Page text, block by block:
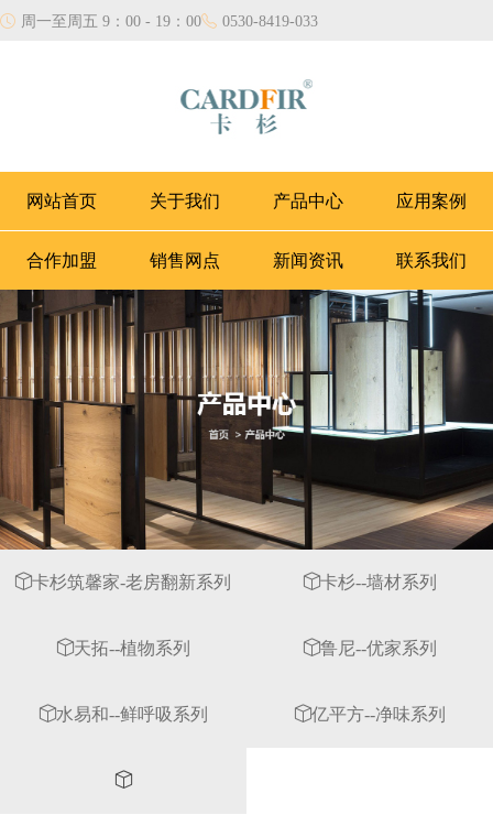
周一至周五 9：00 - 19：00 0530-8419-033
网站首页 关于我们 产品中心 应用案例
合作加盟 销售网点 新闻资讯 联系我们
卡杉筑馨家-老房翻新系列 卡杉--墙材系列
天拓--植物系列 鲁尼--优家系列
水易和--鲜呼吸系列 亿平方--净味系列